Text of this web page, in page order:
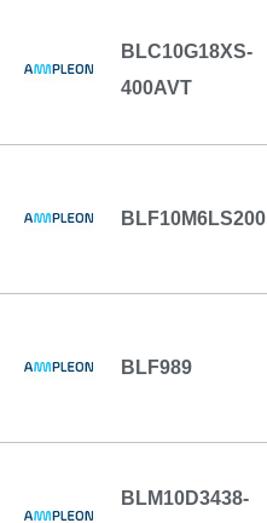
BLC10G18XS-
400AVT
BLF10M6LS200
BLF989
BLM10D3438-